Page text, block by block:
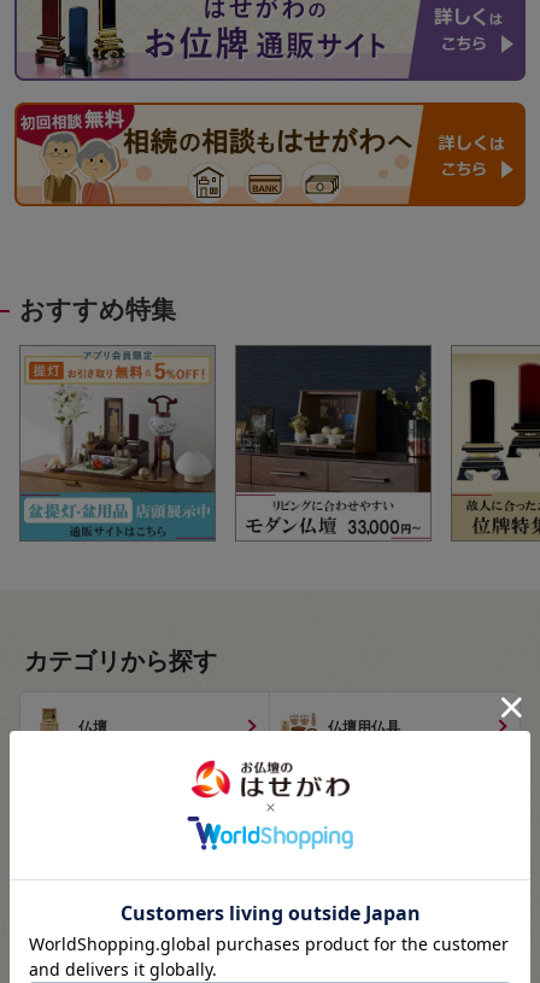
おすすめ特集
カテゴリから探す
仏壇 仏壇用仏具
線香/お香/焼香・香合
仏像・本尊 掛軸